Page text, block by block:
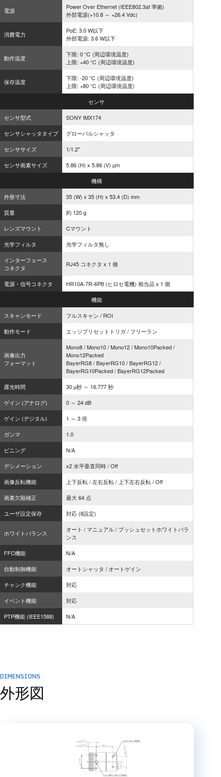
電源
Power Over Ethernet (IEEE802.3af 準拠)
外部電源(+10.8 ～ +26.4 Vdc)
消費電力
PoE: 3.0 W以下
外部電源: 3.6 W以下
動作温度
下限: 0 ℃ (周辺環境温度)
上限: +40 ℃ (周辺環境温度)
保存温度
下限: -20 ℃ (周辺環境温度)
上限: +80 ℃ (周辺環境温度)
センサ
センサ型式
SONY IMX174
センサシャッタタイプ
グローバルシャッタ
センササイズ
1/1.2"
センサ画素サイズ
5.86 (H) x 5.86 (V) µm
機構
外形寸法
35 (W) x 35 (H) x 53.4 (D) mm
質量
約 120 g
レンズマウント
Cマウント
光学フィルタ
光学フィルタ無し
インターフェース
コネクタ
RJ45 コネクタ x 1 個
電源・信号コネクタ
HR10A-7R-6PB (ヒロセ電機) 相当品 x 1 個
機能
スキャンモード
フルスキャン / ROI
動作モード
エッジプリセットトリガ / フリーラン
画像出力
フォーマット
Mono8 / Mono10 / Mono12 / Mono10Packed /
Mono12Packed
BayerRG8 / BayerRG10 / BayerRG12 /
BayerRG10Packed / BayerRG12Packed
露光時間
30 µ秒 ～ 16.777 秒
ゲイン (アナログ)
0 ～ 24 dB
ゲイン (デジタル)
1 ～ 3 倍
ガンマ
1.0
ビニング
N/A
デシメーション
x2 水平垂直同時 / Off
画像反転機能
上下反転 / 左右反転 / 上下左右反転 / Off
画素欠陥補正
最大 64 点
ユーザ設定保存
対応 (8設定)
ホワイトバランス
オート / マニュアル / プッシュセットホワイトバラ
ンス
FFC機能
N/A
自動制御機能
オートシャッタ / オートゲイン
チャンク機能
対応
イベント機能
対応
PTP機能 (IEEE1588)
N/A
DIMENSIONS
外形図